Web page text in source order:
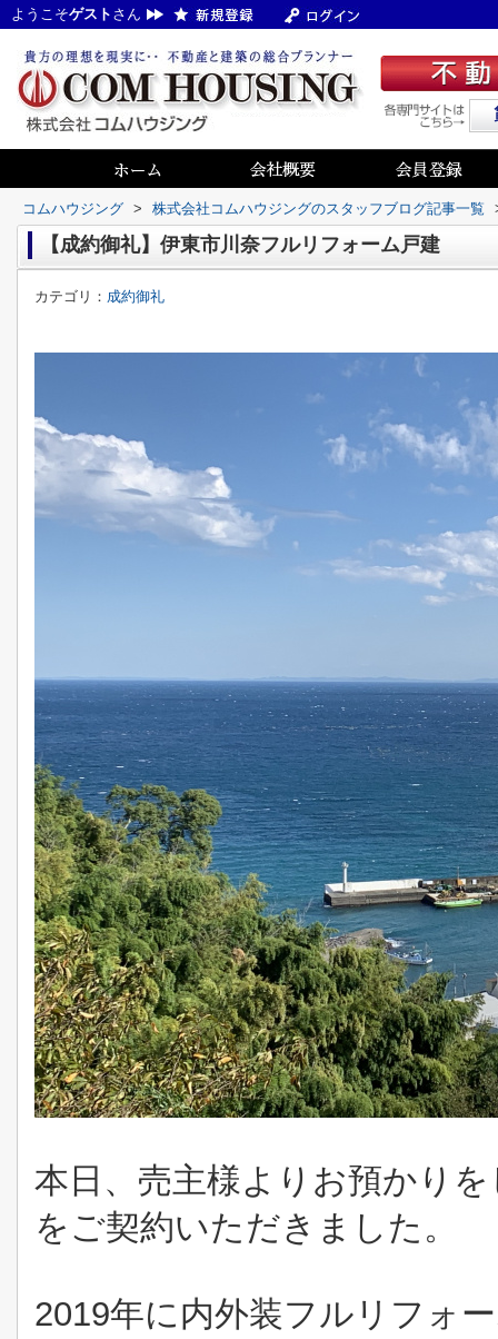
ようこそゲスト さん
コムハウジング > 株式会社コムハウジングのスタッフブログ記事一覧
【成約御礼】伊東市川奈フルリフォーム戸建
カテゴリ： 成約御礼
本日、売主様よりお預かり
をご契約いただきました。
2019年に内外装フルリフォ